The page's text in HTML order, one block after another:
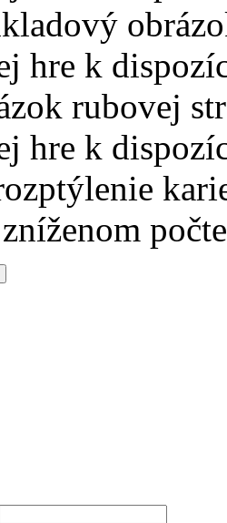
hre k
rubovej
hre k